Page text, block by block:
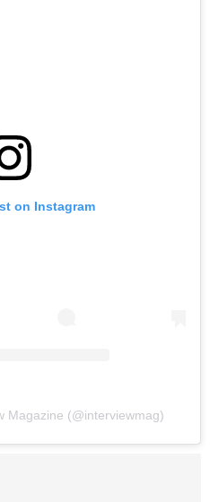
on Instagram
Magazine (@interviewmag)